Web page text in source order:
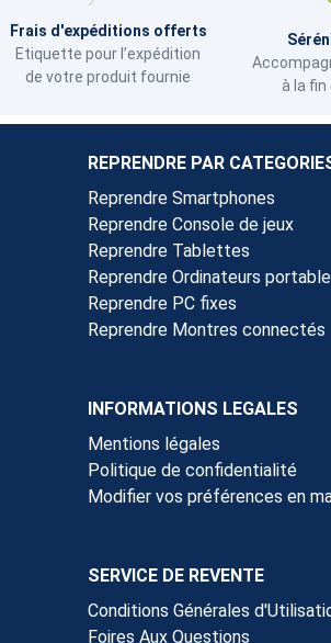
Frais d'expéditions offerts
Etiquette pour l’expédition
de votre produit fournie
à la
REPRENDRE PAR
Reprendre Smartphones
Reprendre Console de jeux
Reprendre Tablettes
Reprendre Ordinateurs
Reprendre PC fixes
Reprendre Montres connectés
INFORMATIONS LEGALES
Mentions légales
Politique de confidentialité
Modifier vos préférences en
SERVICE DE REVENTE
Conditions Générales
Foires Aux Questions